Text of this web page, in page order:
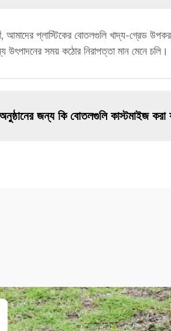
আমাদের প্লাস্টিকের বোতলগুলি খাদ্য-গ্রেড
উৎপাদনের সময় কঠোর নিরাপত্তা মান মেনে চলি।
অনুষ্ঠানের জন্য কি বোতলগুলি কাস্টমাইজ করা